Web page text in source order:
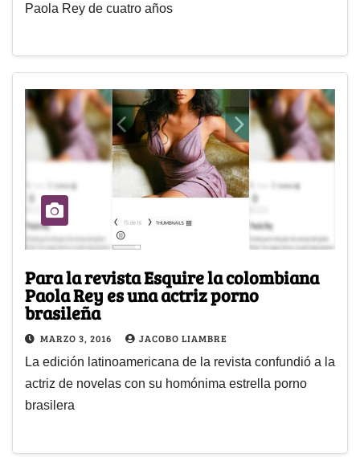
Paola Rey de cuatro años
Para la revista Esquire la colombiana
Paola Rey es una actriz porno
brasileña
MARZO 3, 2016 JACOBO LIAMBRE
La edición latinoamericana de la revista confundió a la
actriz de novelas con su homónima estrella porno
brasilera